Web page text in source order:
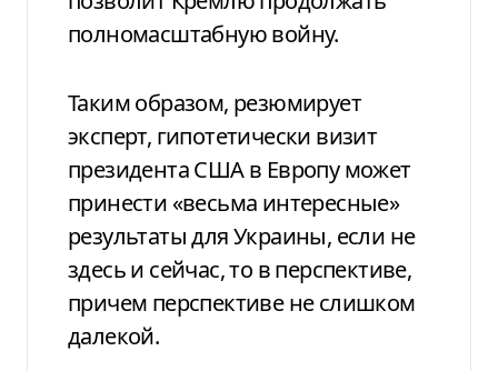
полномасштабную войну.
Таким образом, резюмирует
эксперт, гипотетически визит
президента США в Европу может
принести «весьма интересные»
результаты для Украины, если не
здесь и сейчас, то в перспективе,
причем перспективе не слишком
далекой.